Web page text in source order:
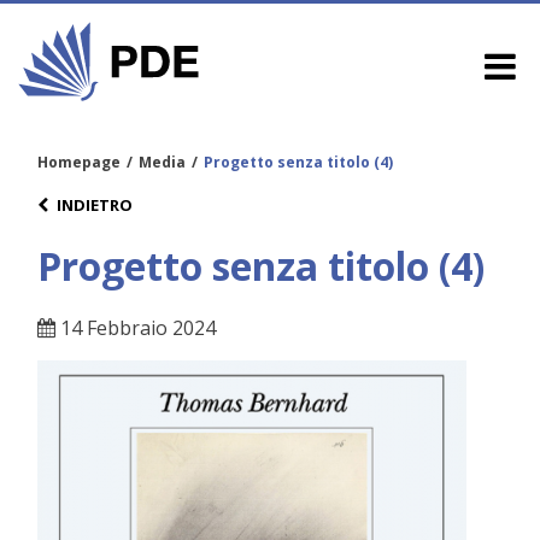
Homepage / Media / Progetto senza titolo (4)
INDIETRO
Progetto senza titolo (4)
14 Febbraio 2024